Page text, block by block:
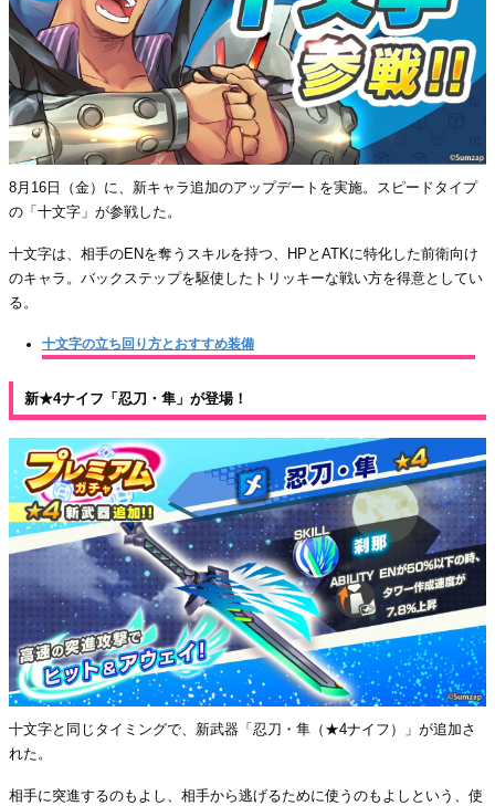
8月16日（金）に、新キャラ追加のアップデートを実施。スピードタイプ
の「十文字」が参戦した。
十文字は、相手のENを奪うスキルを持つ、HPとATKに特化した前衛向け
のキャラ。バックステップを駆使したトリッキーな戦い方を得意としてい
る。
十文字の立ち回り方とおすすめ装備
新★4ナイフ「忍刀・隼」が登場！
十文字と同じタイミングで、新武器「忍刀・隼（★4ナイフ）」が追加さ
れた。
相手に突進するのもよし、相手から逃げるために使うのもよしという、使